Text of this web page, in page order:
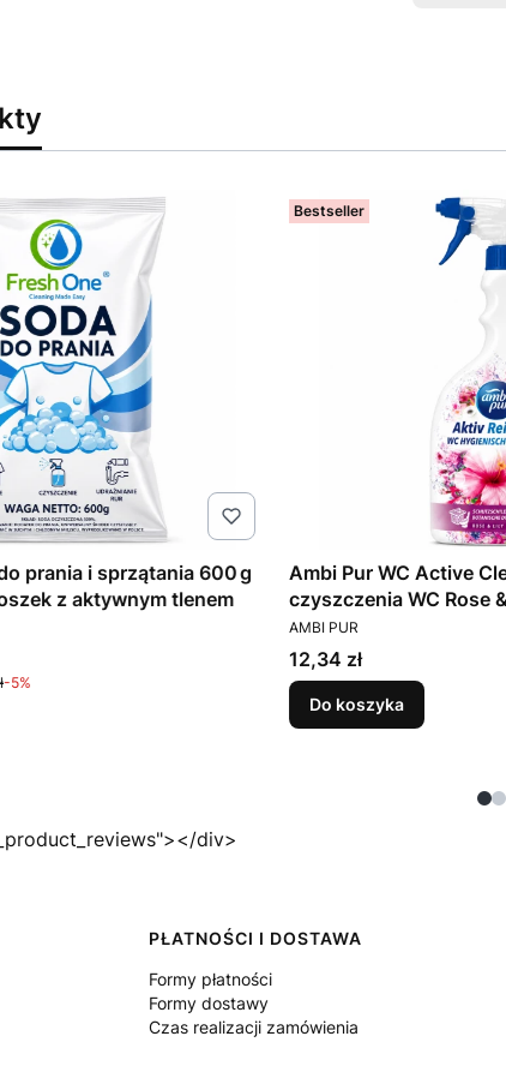
prania i sprzątania 600 g
z aktywnym tlenem
-5%
Bestseller
Ambi Pur WC Active
czyszczenia WC Rose
PRODUCENT
AMBI PUR
Cena
12,34 zł
Do koszyka
div>
PŁATNOŚCI I DOSTAWA
Formy płatności
Formy dostawy
Czas realizacji zamówienia